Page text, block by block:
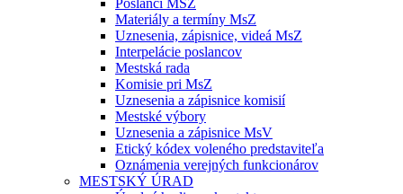
Poslanci MSZ
Materiály a termíny MsZ
Uznesenia, zápisnice, videá MsZ
Interpelácie poslancov
Mestská rada
Komisie pri MsZ
Uznesenia a zápisnice komisií
Mestské výbory
Uznesenia a zápisnice MsV
Etický kódex voleného predstaviteľa
Oznámenia verejných funkcionárov
MESTSKÝ ÚRAD